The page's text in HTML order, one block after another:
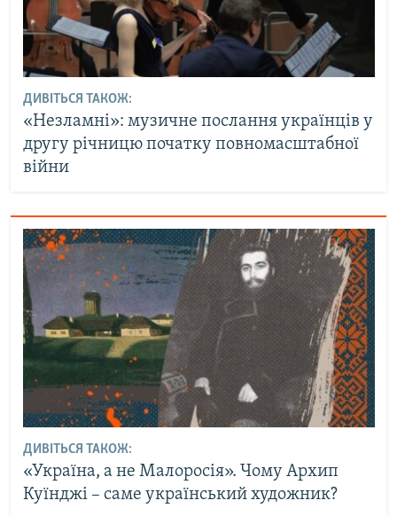
ДИВІТЬСЯ ТАКОЖ:
«Незламні»: музичне послання українців у
другу річницю початку повномасштабної
війни
ДИВІТЬСЯ ТАКОЖ:
«Україна, а не Малоросія». Чому Архип
Куїнджі – саме український художник?